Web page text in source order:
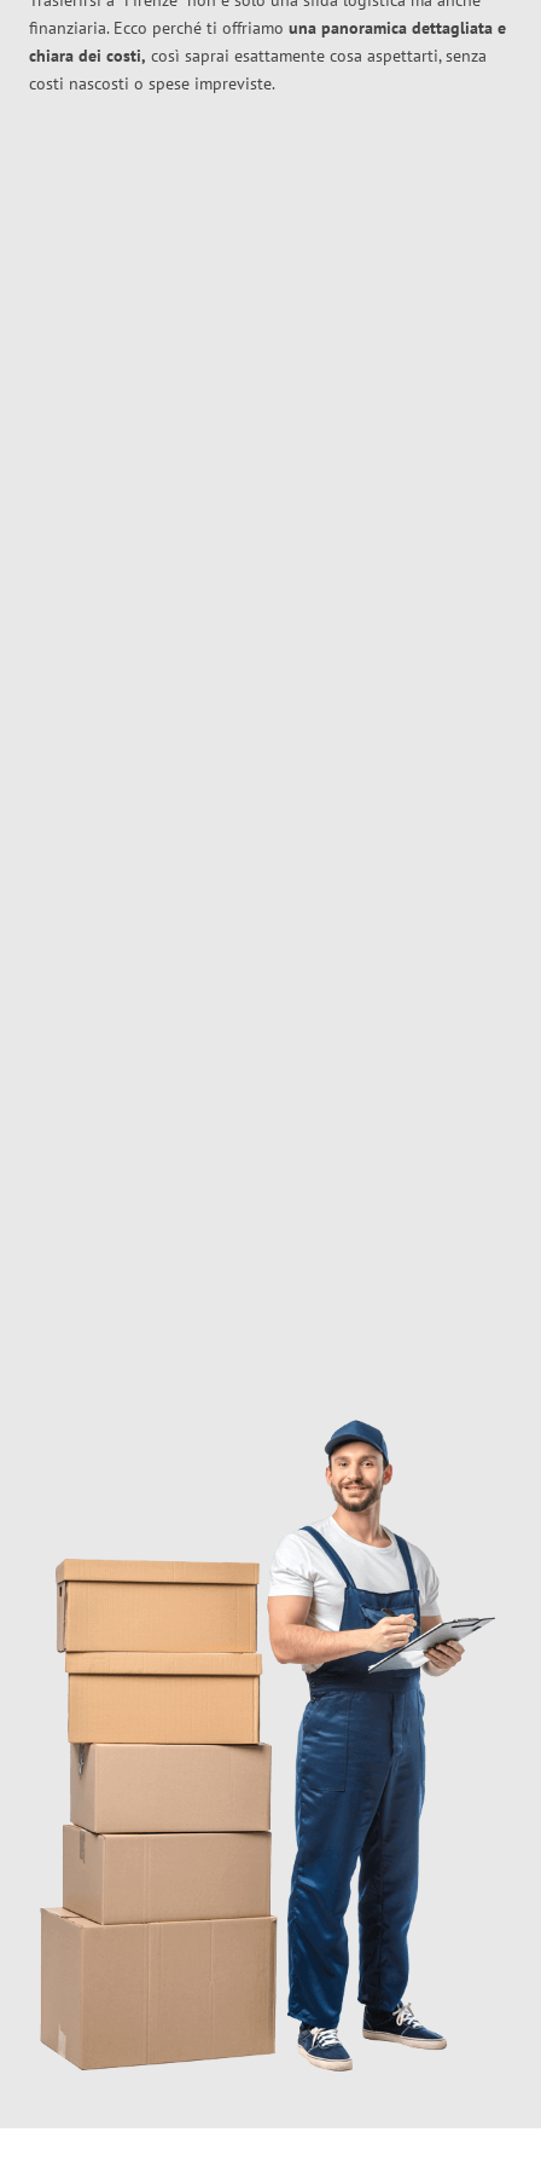
finanziaria. Ecco perché ti offriamo una panoramica dettagliata e
chiara dei costi, così saprai esattamente cosa aspettarti, senza
costi nascosti o spese impreviste.